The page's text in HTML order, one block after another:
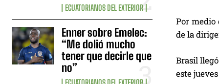
ECUATORIANOS DEL EXTERIOR
Enner sobre Emelec:
“Me dolió mucho
tener que decirle que
no”
Por medio
de la
Brasil
este